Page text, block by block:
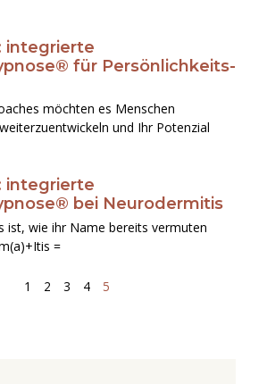
integrierte
für Persönlichkeits-
möchten es Menschen
und Ihr Potenzial
integrierte
bei Neurodermitis
ist, wie ihr Name bereits vermuten
=
1 2 3 4 5